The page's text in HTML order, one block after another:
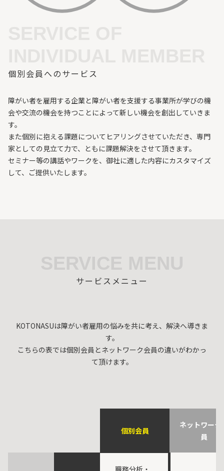
個別会員へのサービス
障がい者を雇用する企業と障がい者を支援する事業所が学びの機
会や交流の機会を持つことによって新しい機会を創出していきま
す。
また個別に抱える課題についてヒアリングさせていただき、専門
家としての見立て力で、ともに課題解決をさせて頂きます。
セミナー等の講話やワークを、御社に適した内容にカスタマイズ
して、ご提供いたします。
サービスメニュー
KOTONASUは障がい者雇用の悩みを共に考え、解決へ導きま
す。
こちらの表では個別会員とネットワーク会員の違いがわかっ
て頂けます。
個別会員
ネットワーク
員
職務分析・